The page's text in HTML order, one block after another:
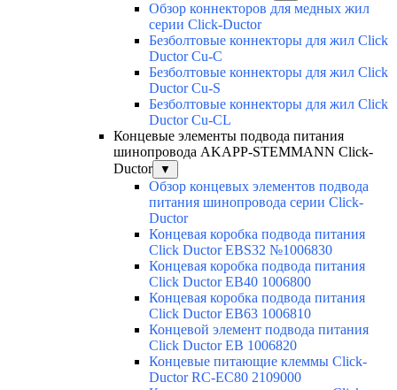
Обзор коннекторов для медных жил
серии Click-Ductor
Безболтовые коннекторы для жил Click
Ductor Cu-C
Безболтовые коннекторы для жил Click
Ductor Cu-S
Безболтовые коннекторы для жил Click
Ductor Cu-CL
Концевые элементы подвода питания
шинопровода AKAPP-STEMMANN Click-
Ductor
▼
Обзор концевых элементов подвода
питания шинопровода серии Click-
Ductor
Концевая коробка подвода питания
Click Ductor EBS32 №1006830
Концевая коробка подвода питания
Click Ductor EB40 1006800
Концевая коробка подвода питания
Click Ductor EB63 1006810
Концевой элемент подвода питания
Click Ductor EB 1006820
Концевые питающие клеммы Click-
Ductor RC-EC80 2109000